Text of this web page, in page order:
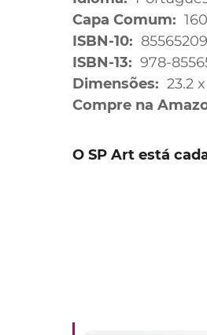
Capa Comum:
ISBN-10:
ISBN-13:
978-
Dimensões:
23.2
Compre na
O SP Art está